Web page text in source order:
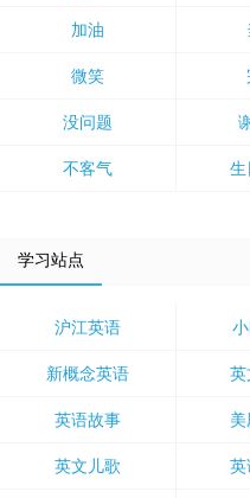
加油
微笑
没问题
不客气 生
学习站点
沪江英语
新概念英语 英
英语故事
英文儿歌 英